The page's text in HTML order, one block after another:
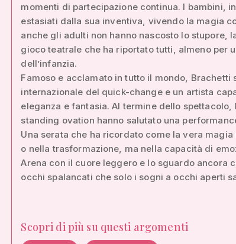
momenti di partecipazione continua. I bambini,
estasiati dalla sua inventiva, vivendo la magia
anche gli adulti non hanno nascosto lo stupore,
gioco teatrale che ha riportato tutti, almeno per
dell’infanzia.
Famoso e acclamato in tutto il mondo, Brachetti
internazionale del quick-change e un artista
eleganza e fantasia. Al termine dello
standing ovation hanno salutato una
Una serata che ha ricordato come la vera
o nella trasformazione, ma nella capacità di
Arena con il cuore leggero e lo sguardo ancora
occhi spalancati che solo i sogni a occhi aperti
Scopri di più su questi argomenti